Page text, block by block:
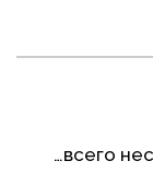
…всего